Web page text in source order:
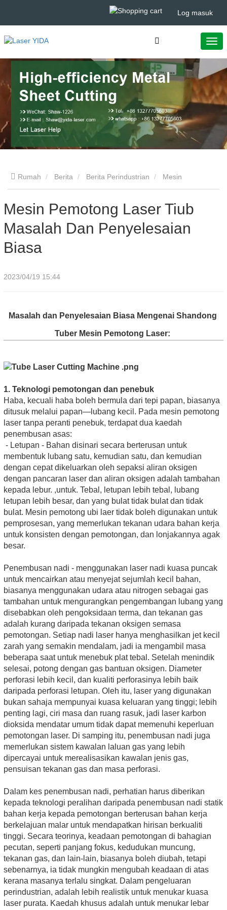
Log masuk
Rumah Berita Berita Perindustrian
Mesin Pemotong Laser Tiub
Masalah Dan Penyelesaian
Biasa
2023/04/19 15:44
Masalah dan Penyelesaian Biasa Mengenai Shandong
Tuber Mesin Pemotong Laser:
1. Teknologi pemotongan dan penebuk
Haba, kecuali haba boleh bermula dari tepi papan, biasanya
ditusuk melalui papan—lubang kecil. Pada mesin pemotong
laser tanpa peranti penebuk, terdapat dua kaedah
penembusan asas:
- Letupan - Bahan disinari secara berterusan untuk
membentuk lubang satu, kemudian satu, dan kemudian
dengan cepat dikeluarkan oleh sepaksi aliran oksigen
dengan pancaran laser dan aliran oksigen adalah tambahan
kepada lebur. ,untuk. Tebal, letupan lebih tebal, lubang
letupan lebih besar, dan yang bulat tidak bulat dan tidak
bulat. Mesin pemotong ubi laer tidak boleh digunakan untuk
pemprosesan, yang memerlukan tekanan udara bahan kerja
untuk konsisten dengan pemotongan, dan lonjakannya agak
besar.
Penembusan nadi - menggunakan laser nadi kuasa puncak
untuk mencairkan atau menyejat sejumlah kecil bahan,
biasanya menggunakan udara atau nitrogen sebagai gas
tambahan untuk mengurangkan pengembangan lubang yang
disebabkan oleh pengoksidaan terma, dan tekanan gas
adalah kurang daripada tekanan oksigen semasa
pemotongan. Setiap nadi laser hanya menghasilkan jet kecil
zarah yang semakin mendalam, jadi ia mengambil masa
beberapa saat untuk menebuk plat tebal. Setelah menindik
selesai, potong dengan gas bantuan oksigen. Diameter
perforasi lebih kecil, dan kualiti perforasinya lebih baik
daripada perforasi letupan. Oleh itu, laser yang digunakan
bukan sahaja mempunyai kuasa keluaran yang tinggi; lebih
penting lagi, ciri masa dan ruang rasuk, jadi laser karbon
dioksida mendatar umum tidak dapat memenuhi keperluan
pemotongan laser. Di samping itu, penembusan nadi juga
memerlukan sistem kawalan laluan gas yang lebih
dipercayai untuk merealisasikan kawalan jenis gas,
pensuisan tekanan gas dan masa perforasi.
Dalam kes penembusan nadi, perhatian harus diberikan
kepada teknologi peralihan daripada penembusan nadi statik
bahan kerja kepada pemotongan berterusan bahan kerja
berkelajuan malar untuk mendapatkan hirisan berkualiti
tinggi. Secara teorinya, keadaan pemotongan di bahagian
pecutan, seperti panjang fokus, kedudukan muncung,
tekanan gas, dan lain-lain, biasanya boleh diubah, tetapi
sebenarnya, ia tidak mungkin mengubah keadaan di atas
kerana masanya terlalu singkat. Dalam pengeluaran
perindustrian, adalah lebih realistik untuk menukar kuasa
laser purata. Kaedah khusus adalah untuk menukar lebar